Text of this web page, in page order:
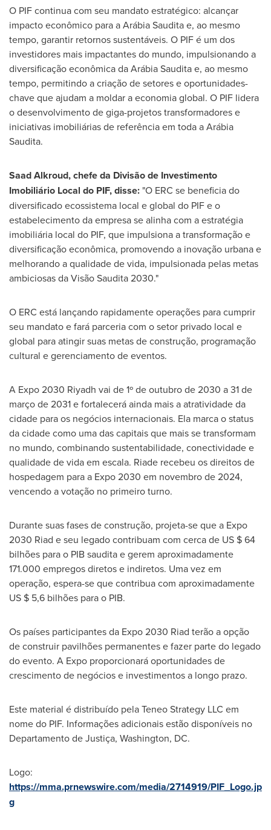
O PIF continua com seu mandato estratégico: alcançar
impacto econômico para a Arábia Saudita e, ao mesmo
tempo, garantir retornos sustentáveis. O PIF é um dos
investidores mais impactantes do mundo, impulsionando a
diversificação econômica da Arábia Saudita e, ao mesmo
tempo, permitindo a criação de setores e oportunidades-
chave que ajudam a moldar a economia global. O PIF lidera
o desenvolvimento de giga-projetos transformadores e
iniciativas imobiliárias de referência em toda a Arábia
Saudita.
Saad Alkroud, chefe da Divisão de Investimento
Imobiliário Local do PIF, disse: "O ERC se beneficia do
diversificado ecossistema local e global do PIF e o
estabelecimento da empresa se alinha com a estratégia
imobiliária local do PIF, que impulsiona a transformação e
diversificação econômica, promovendo a inovação urbana e
melhorando a qualidade de vida, impulsionada pelas metas
ambiciosas da Visão Saudita 2030."
O ERC está lançando rapidamente operações para cumprir
seu mandato e fará parceria com o setor privado local e
global para atingir suas metas de construção, programação
cultural e gerenciamento de eventos.
A Expo 2030 Riyadh vai de 1º de outubro de 2030 a 31 de
março de 2031 e fortalecerá ainda mais a atratividade da
cidade para os negócios internacionais. Ela marca o status
da cidade como uma das capitais que mais se transformam
no mundo, combinando sustentabilidade, conectividade e
qualidade de vida em escala. Riade recebeu os direitos de
hospedagem para a Expo 2030 em novembro de 2024,
vencendo a votação no primeiro turno.
Durante suas fases de construção, projeta-se que a Expo
2030 Riad e seu legado contribuam com cerca de US $ 64
bilhões para o PIB saudita e gerem aproximadamente
171.000 empregos diretos e indiretos. Uma vez em
operação, espera-se que contribua com aproximadamente
US $ 5,6 bilhões para o PIB.
Os países participantes da Expo 2030 Riad terão a opção
de construir pavilhões permanentes e fazer parte do legado
do evento. A Expo proporcionará oportunidades de
crescimento de negócios e investimentos a longo prazo.
Este material é distribuído pela Teneo Strategy LLC em
nome do PIF. Informações adicionais estão disponíveis no
Departamento de Justiça, Washington, DC.
Logo:
https://mma.prnewswire.com/media/2714919/PIF_Logo.jp
g